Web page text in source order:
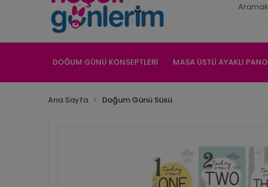
DOĞUM GÜNÜ KONSEPTLERİ MASA ÜSTÜ AYAKLI PANO
Ana Sayfa Doğum Günü Süsü